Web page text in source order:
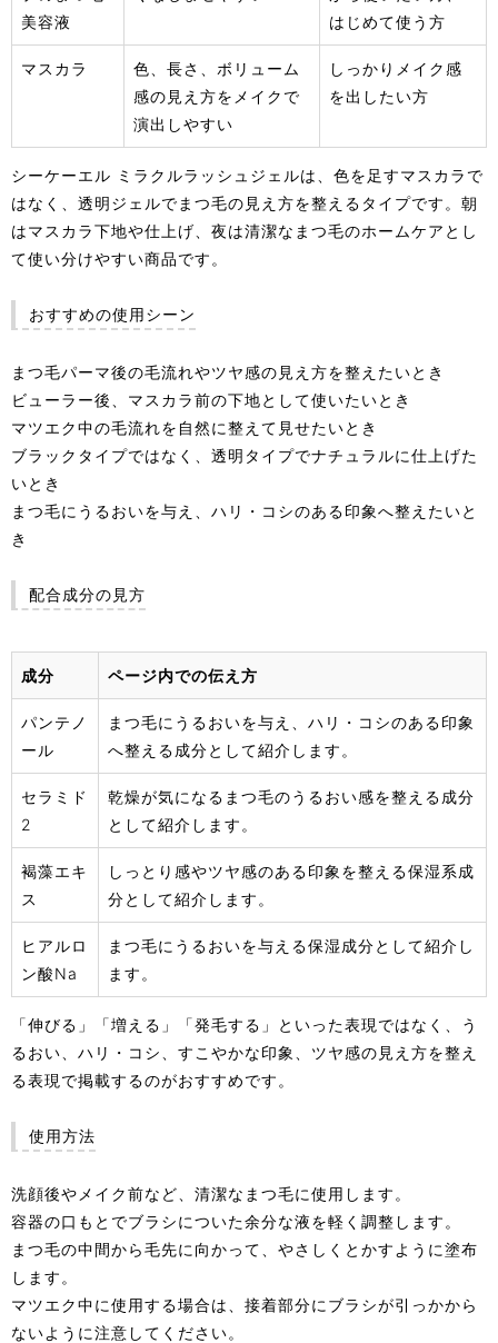
美容液
はじめて使う方
マスカラ
色、長さ、ボリューム
感の見え方をメイクで
演出しやすい
しっかりメイク感
を出したい方
シーケーエル ミラクルラッシュジェルは、色を足すマスカラで
はなく、透明ジェルでまつ毛の見え方を整えるタイプです。朝
はマスカラ下地や仕上げ、夜は清潔なまつ毛のホームケアとし
て使い分けやすい商品です。
おすすめの使用シーン
まつ毛パーマ後の毛流れやツヤ感の見え方を整えたいとき
ビューラー後、マスカラ前の下地として使いたいとき
マツエク中の毛流れを自然に整えて見せたいとき
ブラックタイプではなく、透明タイプでナチュラルに仕上げた
いとき
まつ毛にうるおいを与え、ハリ・コシのある印象へ整えたいと
き
配合成分の見方
成分 ページ内での伝え方
パンテノ
ール
まつ毛にうるおいを与え、ハリ・コシのある印象
へ整える成分として紹介します。
セラミド
2
乾燥が気になるまつ毛のうるおい感を整える成分
として紹介します。
褐藻エキ
ス
しっとり感やツヤ感のある印象を整える保湿系成
分として紹介します。
ヒアルロ
ン酸Na
まつ毛にうるおいを与える保湿成分として紹介し
ます。
「伸びる」「増える」「発毛する」といった表現ではなく、う
るおい、ハリ・コシ、すこやかな印象、ツヤ感の見え方を整え
る表現で掲載するのがおすすめです。
使用方法
洗顔後やメイク前など、清潔なまつ毛に使用します。
容器の口もとでブラシについた余分な液を軽く調整します。
まつ毛の中間から毛先に向かって、やさしくとかすように塗布
します。
マツエク中に使用する場合は、接着部分にブラシが引っかから
ないように注意してください。